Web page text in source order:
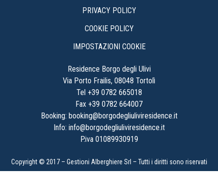
PRIVACY POLICY
COOKIE POLICY
IMPOSTAZIONI COOKIE
Residence Borgo degli Ulivi
Via Porto Frailis, 08048 Tortolì
Tel +39 0782 665018
Fax +39 0782 664007
Booking: booking@borgodegliuliviresidence.it
Info: info@borgodegliuliviresidence.it
P.iva 01089930919
Copyright © 2017 – Gestioni Alberghiere Srl – Tutti i diritti sono riservati